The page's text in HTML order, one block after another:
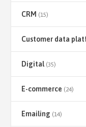
CRM (15)
Customer data
Digital(35)
E-commerce (24)
Emailing (14)